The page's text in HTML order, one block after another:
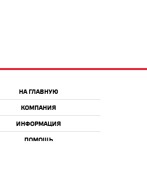
НА ГЛАВНУЮ
КОМПАНИЯ
ИНФОРМАЦИЯ
ПОМОЩЬ